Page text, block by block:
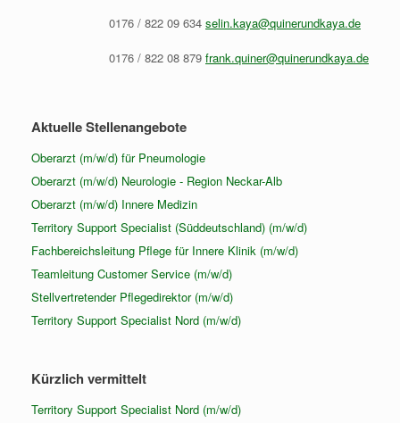
0176 / 822 09 634 selin.kaya@quinerundkaya.de
0176 / 822 08 879 frank.quiner@quinerundkaya.de
Aktuelle Stellenangebote
Oberarzt (m/w/d) für Pneumologie
Oberarzt (m/w/d) Neurologie - Region Neckar-Alb
Oberarzt (m/w/d) Innere Medizin
Territory Support Specialist (Süddeutschland) (m/w/d)
Fachbereichsleitung Pflege für Innere Klinik (m/w/d)
Teamleitung Customer Service (m/w/d)
Stellvertretender Pflegedirektor (m/w/d)
Territory Support Specialist Nord (m/w/d)
Kürzlich vermittelt
Territory Support Specialist Nord (m/w/d)